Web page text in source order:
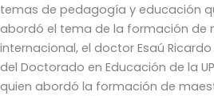
temas de pedagogía y educación
abordó el tema de la formación de
internacional, el doctor Esaú
del Doctorado en Educación de la
quien abordó la formación de